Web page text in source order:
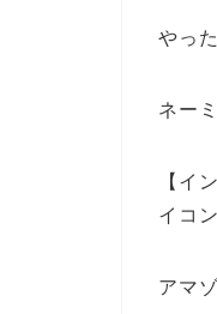
やっ
ネー
【イ
イコ
アマ